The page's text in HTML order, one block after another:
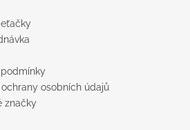
osobních údajů
značky